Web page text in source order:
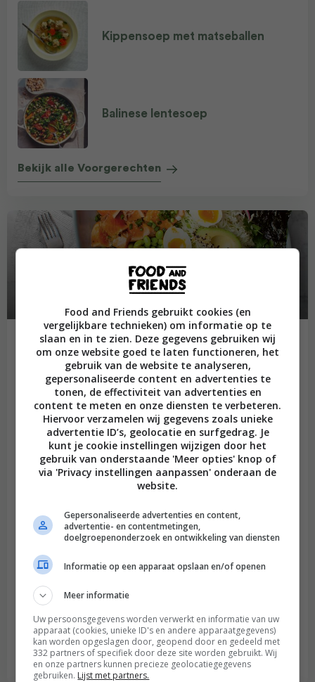
Kippensoep met matseballen
Balinese lentesoep
Bekijk alle Voorgerechten
Paneer Burji
Sticky Korean Chicken Bao
Indonesische rendang
Chow mein met kip en biefstuk
Bekijk alle Hoofdgerechten
Food and Friends gebruikt cookies (en
vergelijkbare technieken) om informatie op te
slaan en in te zien. Deze gegevens gebruiken wij
om onze website goed te laten functioneren, het
gebruik van de website te analyseren,
gepersonaliseerde content en advertenties te
tonen, de effectiviteit van advertenties en
content te meten en onze diensten te verbeteren.
Hiervoor verzamelen wij gegevens zoals unieke
advertentie ID’s, geolocatie en surfgedrag. Je
kunt je cookie instellingen wijzigen door het
gebruik van onderstaande 'Meer opties' knop of
via 'Privacy instellingen aanpassen' onderaan de
website.
Gepersonaliseerde advertenties en content,
advertentie- en contentmetingen,
doelgroepenonderzoek en ontwikkeling van diensten
Informatie op een apparaat opslaan en/of openen
Meer informatie
Uw persoonsgegevens worden verwerkt en informatie van uw
apparaat (cookies, unieke ID's en andere apparaatgegevens)
kan worden opgeslagen door, geopend door en gedeeld met
332 partners of specifiek door deze site worden gebruikt. Wij
en onze partners kunnen precieze geolocatiegegevens
gebruiken. Lijst met partners.